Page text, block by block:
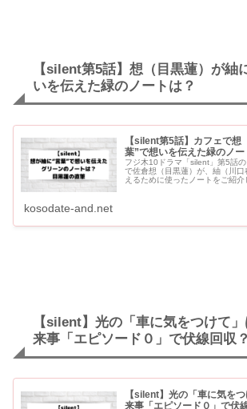
【silent第5話】想（目黒蓮）が紬
いを伝えた緑のノートは？
【silent第5話】カフェで想
葉”で想いを伝えた緑のノー
フジ木10ドラマ「silent」第5話
で佐倉想（目黒蓮）が、紬（川
えるために使ったノートをご紹介します。 「
kosodate-and.net
【silent】光の「車に気をつけて
来事「エピソード０」で伏線回収？
【silent】光の「車に気を
来事「エピソード０」で伏